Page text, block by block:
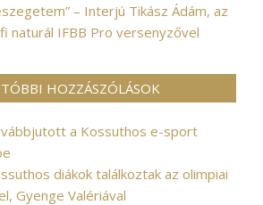
– Interjú Tikász Ádám, az
naturál IFBB Pro versenyzővel
HOZZÁSZÓLÁSOK
a Kossuthos e-sport
diákok találkoztak az olimpiai
Gyenge Valériával